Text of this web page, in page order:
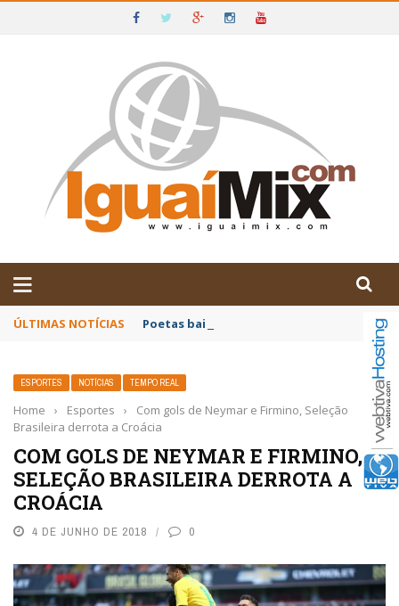
IGUAÍ E SUDOESTE DA BAHIA
ÚLTIMAS NOTÍCIAS Poetas baianos representam o Brasil no
ESPORTES NOTÍCIAS TEMPO REAL
Home › Esportes ›
Com gols de Neymar e Firmino, Seleção
Brasileira derrota a Croácia
COM GOLS DE NEYMAR E FIRMINO,
SELEÇÃO BRASILEIRA DERROTA A
CROÁCIA
4 DE JUNHO DE 2018 0